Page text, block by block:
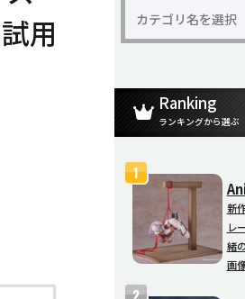
用
Ranking
ランキングから選ぶ
新
レ
緒
画